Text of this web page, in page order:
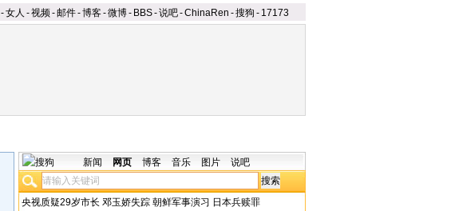
-女人 -视频-邮件-博客-微博- BBS-说吧-ChinaRen -搜狗 - 17173
新闻 网页 博客 音乐 图片 说吧
央视质疑29岁市长 邓玉娇失踪 朝鲜军事演习 日本兵赎罪